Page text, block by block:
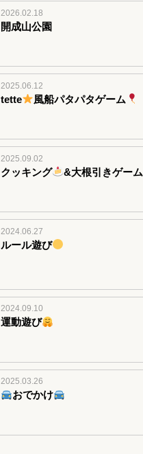
2026.02.18
開成山公園
2025.06.12
tette 風船パタパタゲーム
2025.09.02
クッキング &大根引きゲーム
2024.06.27
ルール遊び
2024.09.10
運動遊び
2025.03.26
おでかけ